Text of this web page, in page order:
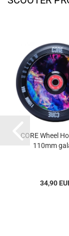
CORE Wheel
110mm
34,90